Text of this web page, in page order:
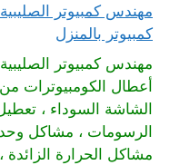
كمبيوتر بالمنزل
مهندس كمبيوتر
أعطال الكومبيوترات
الشاشة السوداء ،
الرسومات ، مشاكل
مشاكل الحرارة